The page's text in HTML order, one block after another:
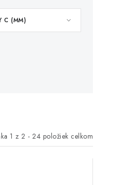
C (MM)
1 z 2 - 24 položiek celkom